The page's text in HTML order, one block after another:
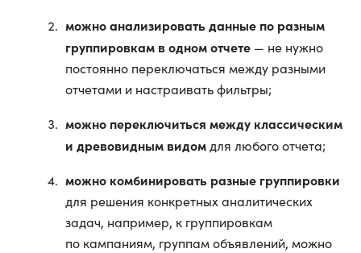
можно анализировать данные по разным
группировкам в одном отчете — не нужно
постоянно переключаться между разными
отчетами и настраивать фильтры;
можно переключиться между классическим
и древовидным видом для любого отчета;
можно комбинировать разные группировки
для решения конкретных аналитических
задач, например, к группировкам
по кампаниям, группам объявлений, можно